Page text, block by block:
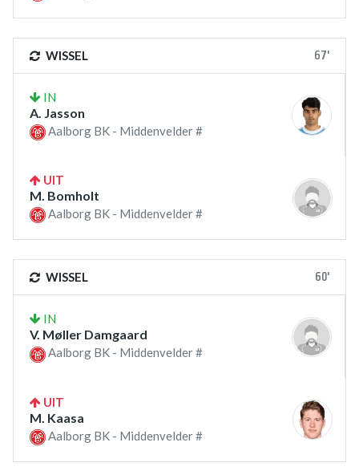
WISSEL 67'
IN
A. Jasson
Aalborg BK - Middenvelder #
UIT
M. Bomholt
Aalborg BK - Middenvelder #
WISSEL 60'
IN
V. Møller Damgaard
Aalborg BK - Middenvelder #
UIT
M. Kaasa
Aalborg BK - Middenvelder #